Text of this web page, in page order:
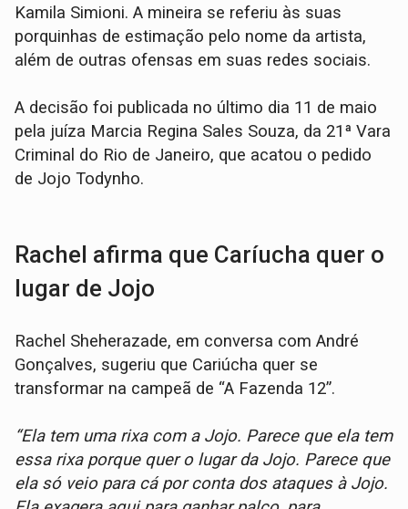
Kamila Simioni. A mineira se referiu às suas
porquinhas de estimação pelo nome da artista,
além de outras ofensas em suas redes sociais.
A decisão foi publicada no último dia 11 de maio
pela juíza Marcia Regina Sales Souza, da 21ª Vara
Criminal do Rio de Janeiro, que acatou o pedido
de Jojo Todynho.
Rachel afirma que Caríucha quer o
lugar de Jojo
Rachel Sheherazade, em conversa com André
Gonçalves, sugeriu que Cariúcha quer se
transformar na campeã de “A Fazenda 12”.
“Ela tem uma rixa com a Jojo. Parece que ela tem
essa rixa porque quer o lugar da Jojo. Parece que
ela só veio para cá por conta dos ataques à Jojo.